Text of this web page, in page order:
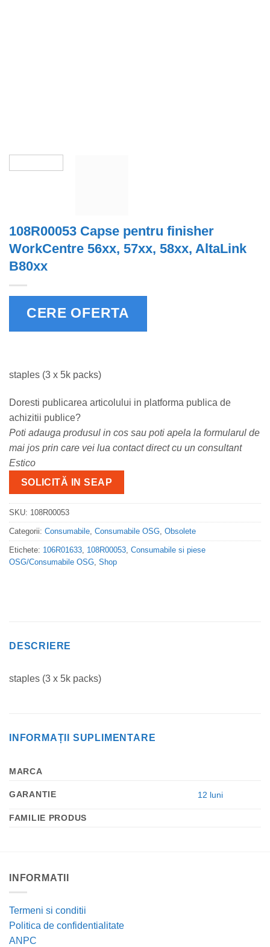
108R00053 Capse pentru finisher
WorkCentre 56xx, 57xx, 58xx, AltaLink
B80xx
CERE OFERTA
staples (3 x 5k packs)
Doresti publicarea articolului in platforma publica de
achizitii publice?
Poti adauga produsul in cos sau poti apela la formularul de
mai jos prin care vei lua contact direct cu un consultant
Estico
SOLICITĂ IN SEAP
SKU: 108R00053
Categorii: Consumabile, Consumabile OSG, Obsolete
Etichete: 106R01633, 108R00053, Consumabile si piese
OSG/Consumabile OSG, Shop
DESCRIERE
staples (3 x 5k packs)
INFORMAȚII SUPLIMENTARE
MARCA
GARANTIE 12 luni
FAMILIE PRODUS
INFORMATII
Termeni si conditii
Politica de confidentialitate
ANPC